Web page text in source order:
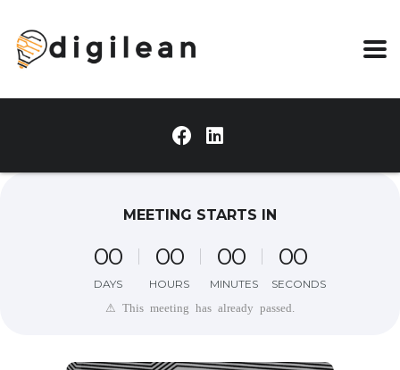
MEETING STARTS IN
DAYS
00
HOURS
00
MINUTES
00
SECONDS
00
⚠ This meeting has already passed.